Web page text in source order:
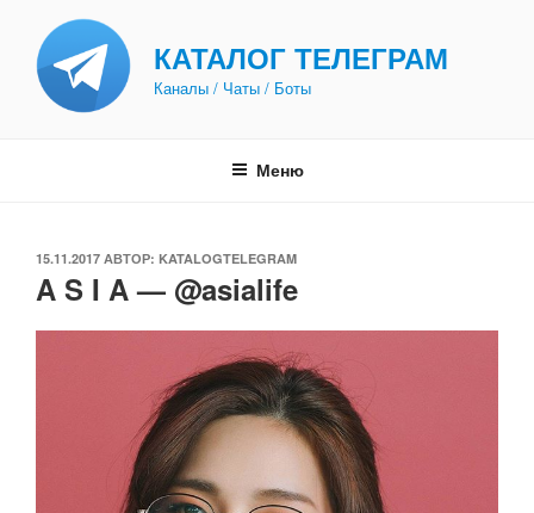
содержимому
КАТАЛОГ ТЕЛЕГРАМ
Каналы / Чаты / Боты
Меню
ОПУБЛИКОВАНО
15.11.2017 АВТОР: KATALOGTELEGRAM
A S I A — @asialife